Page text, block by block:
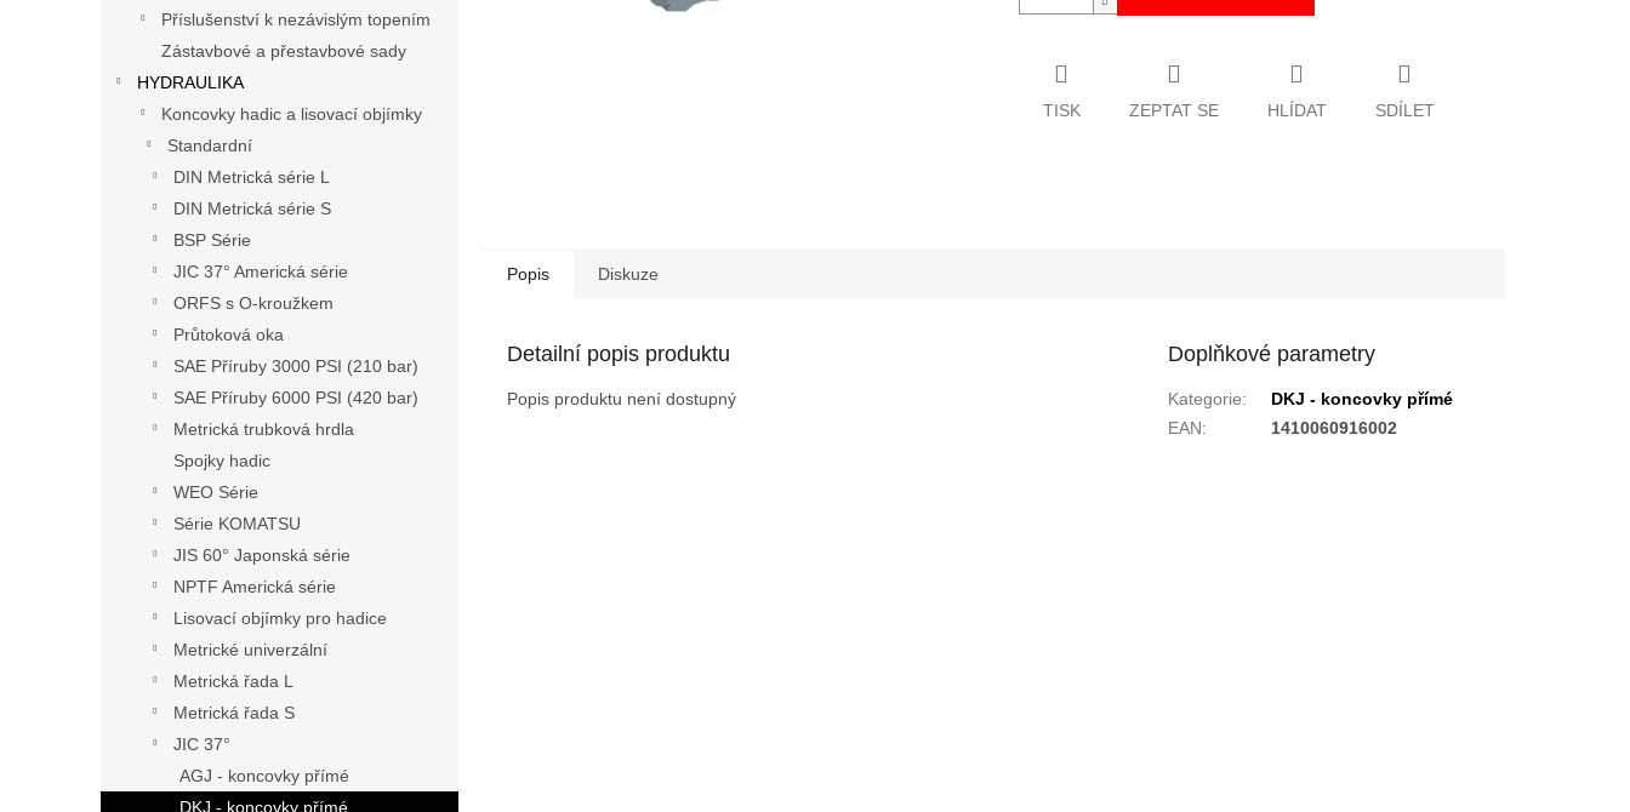
Příslušenství k nezávislým topením
Zástavbové a přestavbové sady
HYDRAULIKA
Koncovky hadic a lisovací objímky
Standardní
DIN Metrická série L
DIN Metrická série S
BSP Série
JIC 37° Americká série
ORFS s O-kroužkem
Průtoková oka
SAE Příruby 3000 PSI (210 bar)
SAE Příruby 6000 PSI (420 bar)
Metrická trubková hrdla
Spojky hadic
WEO Série
Série KOMATSU
JIS 60° Japonská série
NPTF Americká série
Lisovací objímky pro hadice
Metrické univerzální
Metrická řada L
Metrická řada S
JIC 37°
AGJ - koncovky přímé
DKJ - koncovky přímé
TISK ZEPTAT SE HLÍDAT SDÍLET
Popis Diskuze
Detailní popis produktu
Popis produktu není dostupný
Doplňkové parametry
Kategorie:
DKJ - koncovky přímé
EAN: 1410060916002